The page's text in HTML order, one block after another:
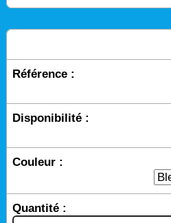
Référence :
Disponibilité :
Couleur :
Quantité :